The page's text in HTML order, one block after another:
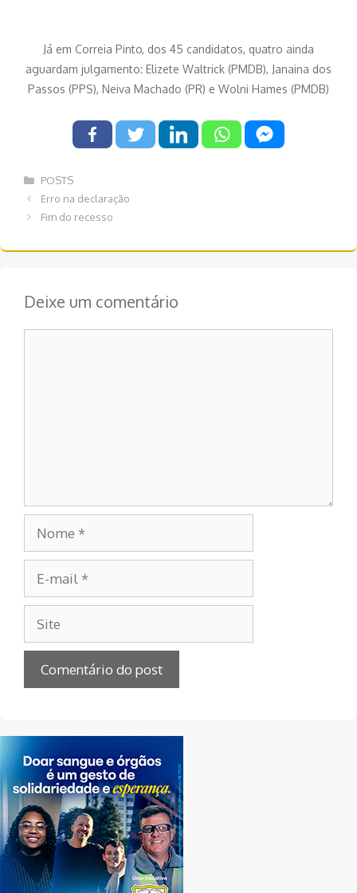
Já em Correia Pinto, dos 45 candidatos, quatro ainda
aguardam julgamento: Elizete Waltrick (PMDB), Janaina dos
Passos (PPS), Neiva Machado (PR) e Wolni Hames (PMDB)
Categorias
POSTS
Navegação
Erro na declaração
Fim do recesso
Deixe um comentário
mail